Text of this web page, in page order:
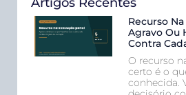
Recurso
Agravo Ou
Contra
O recurso
certo é o
conhecida.